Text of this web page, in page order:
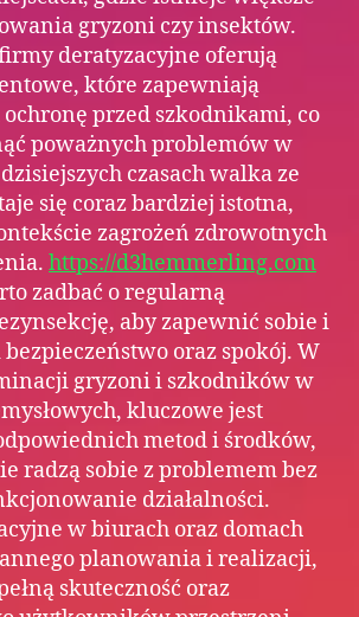
gryzoni czy insektów.
deratyzacyjne oferują
które zapewniają
ochronę przed szkodnikami, co
poważnych problemów w
czasach walka ze
się coraz bardziej istotna,
zagrożeń zdrowotnych
https://d3hemmerling.com
zadbać o regularną
aby zapewnić sobie i
oraz spokój. W
gryzoni i szkodników w
kluczowe jest
metod i środków,
radzą sobie z problemem bez
działalności.
w biurach oraz domach
planowania i realizacji,
skuteczność oraz